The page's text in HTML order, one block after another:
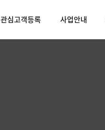
관심고객등록 사업안내